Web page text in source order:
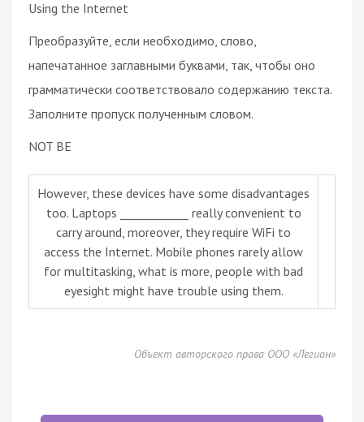
Using the Internet
Преобразуйте, если необходимо, слово,
напечатанное заглавными буквами, так, чтобы оно
грамматически соответствовало содержанию текста.
Заполните пропуск полученным словом.
NOT BE
However, these devices have some disadvantages
too. Laptops ____________ really convenient to
carry around, moreover, they require WiFi to
access the Internet. Mobile phones rarely allow
for multitasking, what is more, people with bad
eyesight might have trouble using them.
Объект авторского права ООО «Легион»